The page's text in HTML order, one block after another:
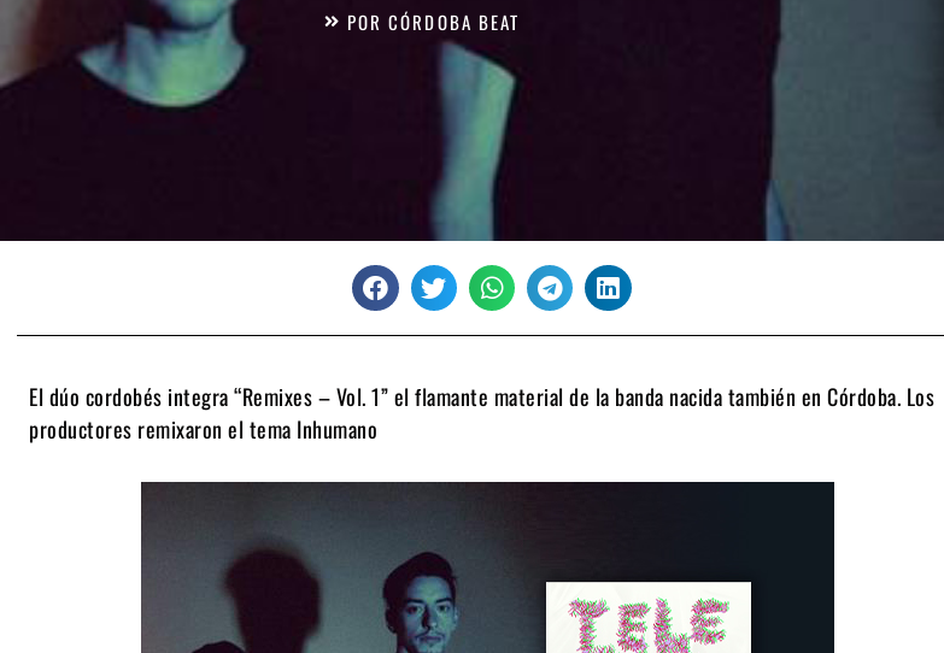
POR CÓRDOBA BEAT
El dúo cordobés integra “Remixes – Vol. 1” el flamante material de la banda nacida también en Córdoba. Los
productores remixaron el tema Inhumano